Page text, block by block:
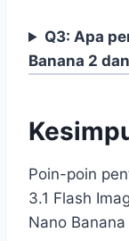
Q3: Apa
Banana 2
Poin-poin
3.1 Flash
Nano Banana